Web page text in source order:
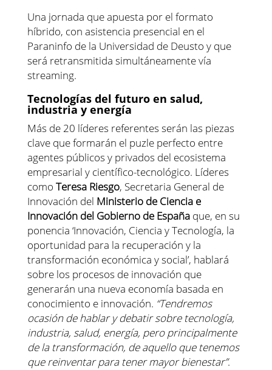
Una jornada que apuesta por el formato
híbrido, con asistencia presencial en el
Paraninfo de la Universidad de Deusto y que
será retransmitida simultáneamente vía
streaming.
Tecnologías del futuro en salud,
industria y energía
Más de 20 líderes referentes serán las piezas
clave que formarán el puzle perfecto entre
agentes públicos y privados del ecosistema
empresarial y científico-tecnológico. Líderes
como Teresa Riesgo, Secretaria General de
Innovación del Ministerio de Ciencia e
Innovación del Gobierno de Españaque, en su
ponencia ‘Innovación, Ciencia y Tecnología, la
oportunidad para la recuperación y la
transformación económica y social’, hablará
sobre los procesos de innovación que
generarán una nueva economía basada en
conocimiento e innovación. “Tendremos
ocasión de hablar y debatir sobre tecnología,
industria, salud, energía, pero principalmente
de la transformación, de aquello que tenemos
que reinventar para tener mayor bienestar”.